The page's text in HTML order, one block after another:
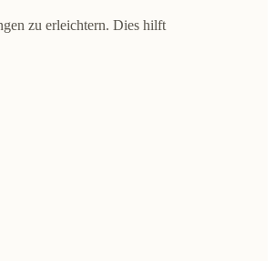
zu erleichtern. Dies hilft